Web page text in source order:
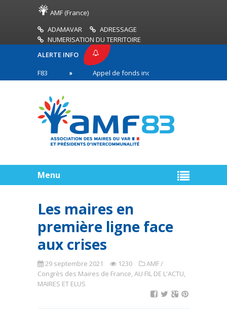
AMF (France)
ADAMAVAR
ADRESSAGE
NUMERISATION DU TERRITOIRE
ALERTE INFO
Appel de fonds incendies de forêt
première ligne
Menu
Les maires en
première ligne face
aux crises
29 septembre 2021 1230
AMF /
Congrès des Maires de France,AU FIL DE L'ACTU,
MAIRES ET ELUS